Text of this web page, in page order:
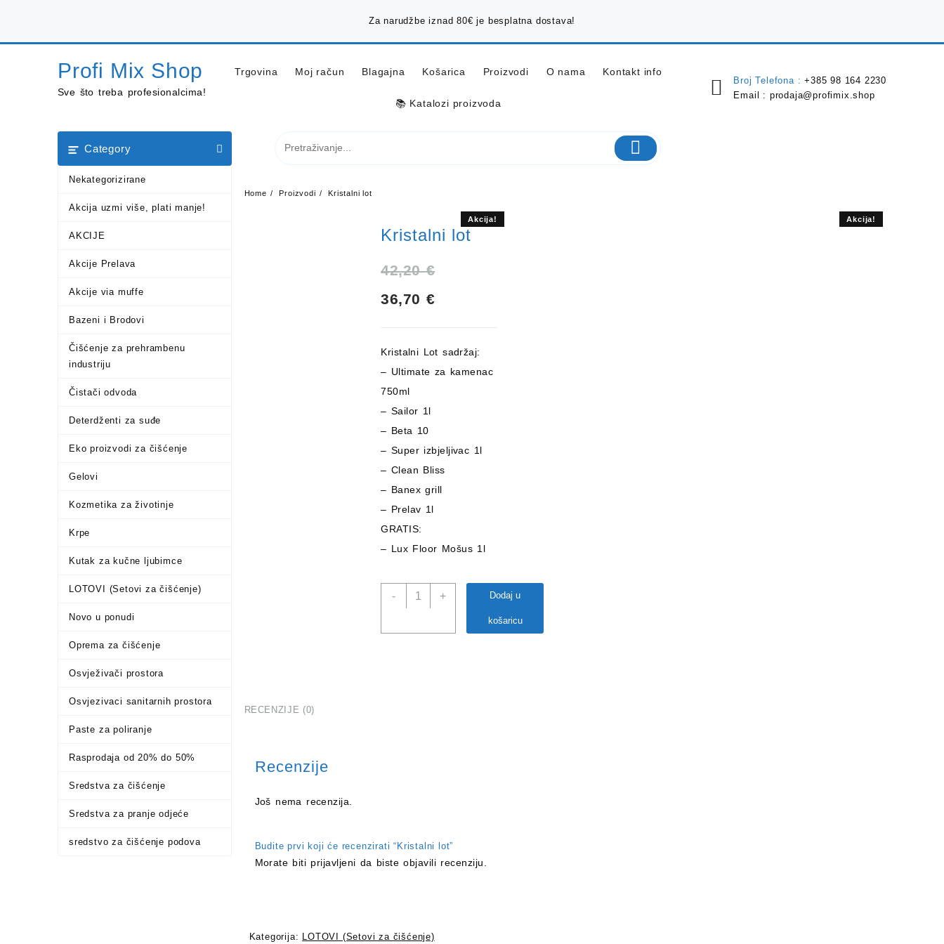
Za narudžbe iznad 80€ je besplatna dostava!
Profi Mix Shop
Sve što treba profesionalcima!
Trgovina Moj račun Blagajna Košarica Proizvodi O nama Kontakt info
📚 Katalozi proizvoda
Broj Telefona : +385 98 164 2230
Email : prodaja@profimix.shop
Category
Nekategorizirane
Akcija uzmi više, plati manje!
AKCIJE
Akcije Prelava
Akcije via muffe
Bazeni i Brodovi
Čišćenje za prehrambenu
industriju
Čistači odvoda
Deterdženti za suđe
Eko proizvodi za čišćenje
Gelovi
Kozmetika za životinje
Krpe
Kutak za kučne ljubimce
LOTOVI (Setovi za čišćenje)
Novo u ponudi
Oprema za čišćenje
Osvježivači prostora
Osvjezivaci sanitarnih prostora
Paste za poliranje
Rasprodaja od 20% do 50%
Sredstva za čišćenje
Sredstva za pranje odjeće
sredstvo za čišćenje podova
Home Proizvodi Kristalni lot
Akcija!
Kristalni lot
42,20€
je:
36,70 €Trenutna
je:
Kristalni Lot sadržaj:
– Ultimate za kamenac
750ml
– Sailor 1l
– Beta 10
– Super izbjeljivac 1l
– Clean Bliss
– Banex grill
– Prelav 1l
GRATIS:
– Lux Floor Mošus 1l
-
Kristalni+ Dodaj u
košaricu
Akcija!
RECENZIJE (0)
Recenzije
Još nema recenzija.
Budite prvi koji će recenzirati “Kristalni lot”
Morate biti prijavljeni da biste objavili recenziju.
Kategorija: LOTOVI (Setovi za čišćenje)